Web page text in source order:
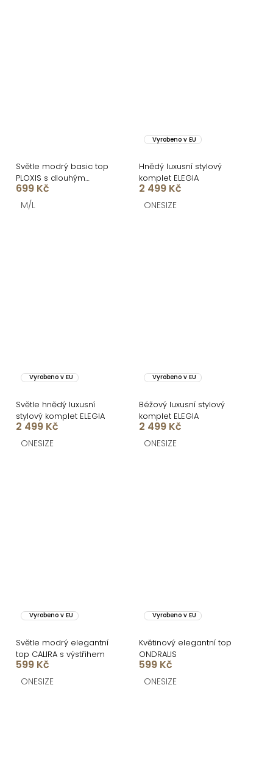
Světle modrý basic top
PLOXIS s dlouhým
rukávem
699 Kč
M/L
Vyrobeno v EU
Hnědý luxusní stylový
komplet ELEGIA
2 499 Kč
ONESIZE
Vyrobeno v EU
Světle hnědý luxusní
stylový komplet ELEGIA
2 499 Kč
ONESIZE
Vyrobeno v EU
Béžový luxusní stylový
komplet ELEGIA
2 499 Kč
ONESIZE
Vyrobeno v EU
Světle modrý elegantní
top CALIRA s výstřihem
599 Kč
ONESIZE
Vyrobeno v EU
Květinový elegantní top
ONDRALIS
599 Kč
ONESIZE